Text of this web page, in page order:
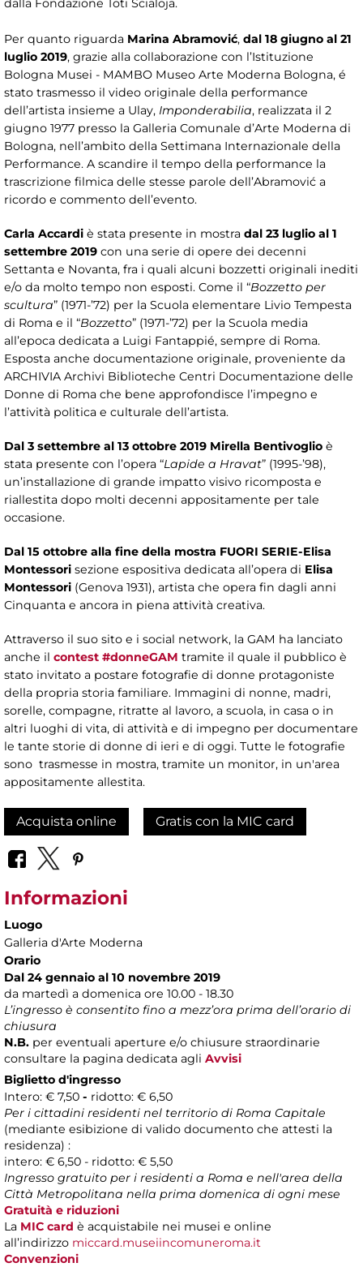
dalla Fondazione Toti Scialoja.
Per quanto riguarda Marina Abramović, dal 18 giugno al 21
luglio 2019, grazie alla collaborazione con l’Istituzione
Bologna Musei - MAMBO Museo Arte Moderna Bologna, é
stato trasmesso il video originale della performance
dell’artista insieme a Ulay, Imponderabilia, realizzata il 2
giugno 1977 presso la Galleria Comunale d’Arte Moderna di
Bologna, nell’ambito della Settimana Internazionale della
Performance. A scandire il tempo della performance la
trascrizione filmica delle stesse parole dell’Abramović a
ricordo e commento dell’evento.
Carla Accardi è stata presente in mostra dal 23 luglio al 1
settembre 2019 con una serie di opere dei decenni
Settanta e Novanta, fra i quali alcuni bozzetti originali inediti
e/o da molto tempo non esposti. Come il “Bozzetto per
scultura” (1971-’72) per la Scuola elementare Livio Tempesta
di Roma e il “Bozzetto” (1971-’72) per la Scuola media
all’epoca dedicata a Luigi Fantappié, sempre di Roma.
Esposta anche documentazione originale, proveniente da
ARCHIVIA Archivi Biblioteche Centri Documentazione delle
Donne di Roma che bene approfondisce l’impegno e
l’attività politica e culturale dell’artista.
Dal 3 settembre al 13 ottobre 2019 Mirella Bentivoglio è
stata presente con l’opera “Lapide a Hravat” (1995-’98),
un’installazione di grande impatto visivo ricomposta e
riallestita dopo molti decenni appositamente per tale
occasione.
Dal 15 ottobre alla fine della mostra FUORI SERIE-Elisa
Montessori sezione espositiva dedicata all’opera di Elisa
Montessori (Genova 1931), artista che opera fin dagli anni
Cinquanta e ancora in piena attività creativa.
Attraverso il suo sito e i social network, la GAM ha lanciato
anche il contest #donneGAM tramite il quale il pubblico è
stato invitato a postare fotografie di donne protagoniste
della propria storia familiare. Immagini di nonne, madri,
sorelle, compagne, ritratte al lavoro, a scuola, in casa o in
altri luoghi di vita, di attività e di impegno per documentare
le tante storie di donne di ieri e di oggi. Tutte le fotografie
sono trasmesse in mostra, tramite un monitor, in un'area
appositamente allestita.
Acquista online Gratis con la MIC card
Informazioni
Luogo
Galleria d'Arte Moderna
Orario
Dal 24 gennaio al 10 novembre 2019
da martedì a domenica ore 10.00 - 18.30
L’ingresso è consentito fino a mezz’ora prima dell’orario di
chiusura
N.B. per eventuali aperture e/o chiusure straordinarie
consultare la pagina dedicata agli Avvisi
Biglietto d'ingresso
Intero: € 7,50 - ridotto: € 6,50
Per i cittadini residenti nel territorio di Roma Capitale
(mediante esibizione di valido documento che attesti la
residenza) :
intero: € 6,50 - ridotto: € 5,50
Ingresso gratuito per i residenti a Roma e nell'area della
Città Metropolitana nella prima domenica di ogni mese
Gratuità e riduzioni
La MIC card è acquistabile nei musei e online
all’indirizzo miccard.museiincomuneroma.it
Convenzioni